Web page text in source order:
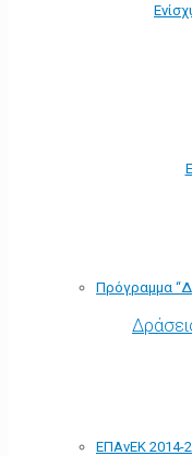
Πρόγραμμα
ΕΠΑνΕΚ 2014-